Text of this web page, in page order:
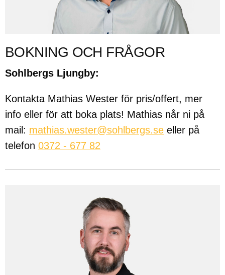
BOKNING OCH FRÅGOR
Sohlbergs Ljungby:
Kontakta Mathias Wester för pris/offert, mer
info eller för att boka plats! Mathias når ni på
mail: mathias.wester@sohlbergs.se eller på
telefon 0372 - 677 82